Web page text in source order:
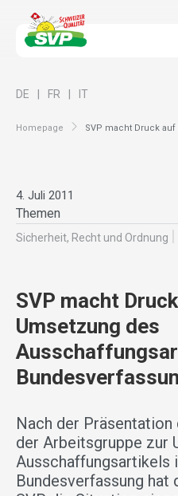
Homepage SVP macht Druck auf
DE FR IT
4. Juli 2011
Themen
Sicherheit, Recht und Ordnung
SVP macht
Umsetzung des
Nach der
der Arbeitsgruppe zur
Ausschaffungsartikels
Bundesverfassung